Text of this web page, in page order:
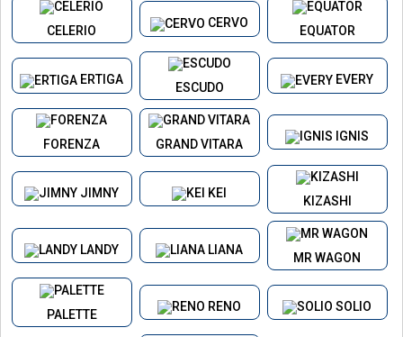
CELERIO
CERVO
EQUATOR
ERTIGA
ESCUDO
EVERY
FORENZA GRAND VITARA
IGNIS
JIMNY KEI
KIZASHI
LANDY LIANA
MR WAGON
PALETTE
RENO SOLIO